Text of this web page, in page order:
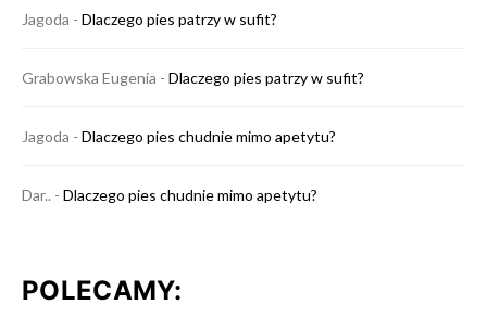
Jagoda - Dlaczego pies patrzy w sufit?
Grabowska Eugenia - Dlaczego pies patrzy w sufit?
Jagoda - Dlaczego pies chudnie mimo apetytu?
Dar.. - Dlaczego pies chudnie mimo apetytu?
POLECAMY: